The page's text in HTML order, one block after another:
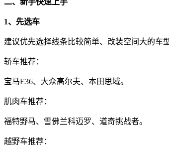
1、先选车
建议优先选择线条比较简单、改装空间大的车
轿车推荐：
宝马E36、大众高尔夫、本田思域。
肌肉车推荐：
福特野马、雪佛兰科迈罗、道奇挑战者。
越野车推荐：